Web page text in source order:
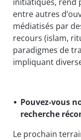
entre autres
médiatisés par
recours (islam,
paradigmes de
impliquant
Pouvez-vous
recherche
Le prochain